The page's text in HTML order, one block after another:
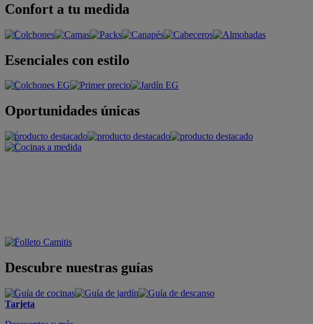
Confort a tu medida
Esenciales con estilo
Oportunidades únicas
Descubre nuestras guías
Tarjeta